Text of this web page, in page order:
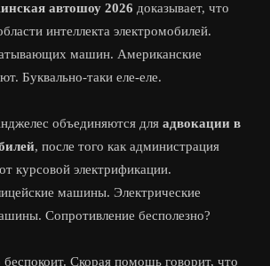
автошоу 2026 доказывает, что
интеллекта электромобилей.
машин. Американские
Буквально-таки еле-еле.
объединяются для адвокации в
, после того как администрация
курсовой электрификации.
машины. Электрические
Сопротивление бесполезно?
Скорая помощь говорит, что